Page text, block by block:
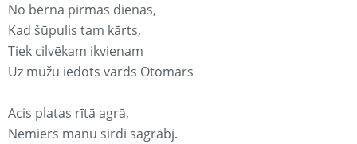
No bērna pirmās dienas,
Kad šūpulis tam kārts,
Tiek cilvēkam ikvienam
Uz mūžu iedots vārds Otomars
Acis platas rītā agrā,
Nemiers manu sirdi sagrābj.